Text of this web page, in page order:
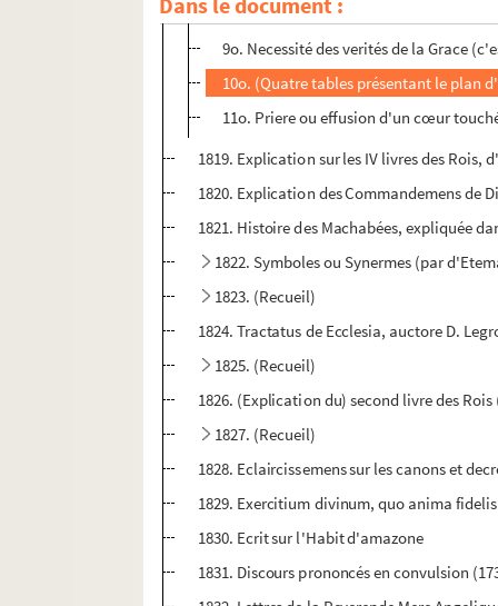
8o. Principes sur l'Eglise (rédigés par
9o. Necessité des verités de la Grace
10o. (Quatre tables présentant le plan
11o. Priere ou effusion d'un cœur
1819. Explication sur les IV livres des Rois,
1820. Explication des Commandemens de
1821. Histoire des Machabées, expliquée
1822. Symboles ou Synermes (par
1823. (Recueil)
1824. Tractatus de Ecclesia, auctore D.
1825. (Recueil)
1826. (Explication du) second livre des
1827. (Recueil)
1828. Eclaircissemens sur les canons et
1829. Exercitium divinum, quo anima
1830. Ecrit sur l'Habit d'amazone
1831. Discours prononcés en convulsion